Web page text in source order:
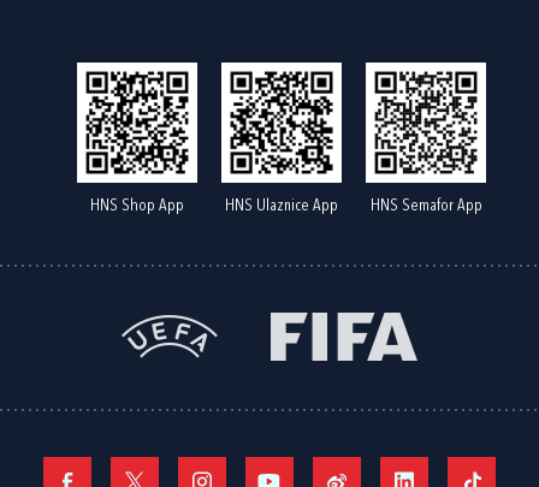
HNS Shop App HNS Ulaznice App HNS Semafor App